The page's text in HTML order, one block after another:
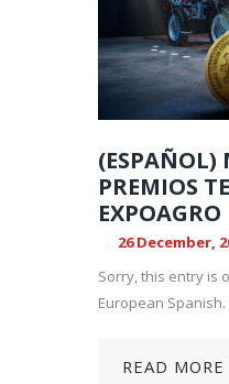
(ESPAÑOL)
PREMIOS
EXPOAGRO
26 December,
Sorry, this entry is
European Spanish.
READ MORE